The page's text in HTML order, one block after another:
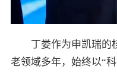
丁娄作为申凯瑞的
老领域多年，始终以“